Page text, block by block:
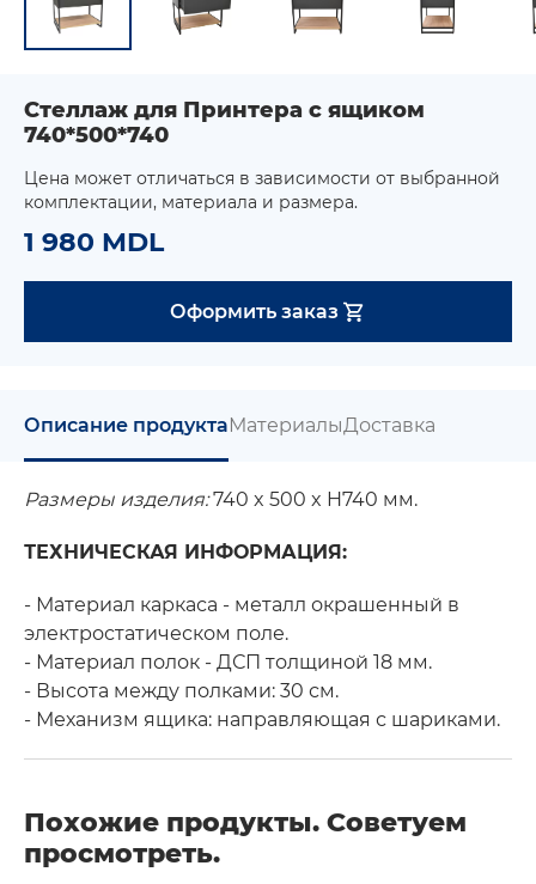
Стеллаж для Принтера с ящиком
740*500*740
Цена может отличаться в зависимости от выбранной
комплектации, материала и размера.
1 980 MDL
Оформить заказ
Описание продуктаМатериалыДоставка
Размеры изделия:740 x 500 x H740 мм.
ТЕХНИЧЕСКАЯ ИНФОРМАЦИЯ:
- Материал каркаса - металл окрашенный в
электростатическом поле.
- Материал полок - ДСП толщиной 18 мм.
- Высота между полками: 30 см.
- Механизм ящика: направляющая с шариками.
Похожие продукты. Советуем
просмотреть.